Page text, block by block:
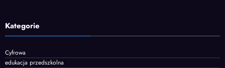
Kategorie
Cyfrowa
edukacja przedszkolna